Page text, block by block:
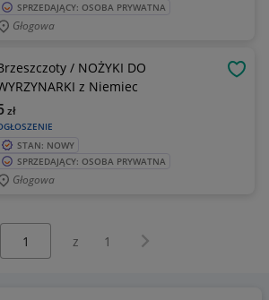
SPRZEDAJĄCY: OSOBA PRYWATNA
Głogowa
/ NOŻYKI DO
z Niemiec
zł
STAN: NOWY
SPRZEDAJĄCY: OSOBA PRYWATNA
Głogowa
z 1 Następna strona